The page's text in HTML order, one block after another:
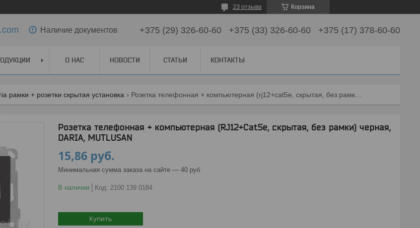
Корзина
23 отзыва
Наличие документов +375 (29) 326-60-60 +375 (33) 326-60-60 +375 (17) 378-60-60
О НАС НОВОСТИ СТАТЬИ КОНТАКТЫ
рамки + розетки скрытая установка
Розетка телефонная + компьютерная (RJ12+Cat5e, скрытая, без рамки) черная,
DARIA, MUTLUSAN
15,86 руб.
Минимальная сумма заказа на сайте — 40 руб
В наличии Код: 2100 139 0184
Купить